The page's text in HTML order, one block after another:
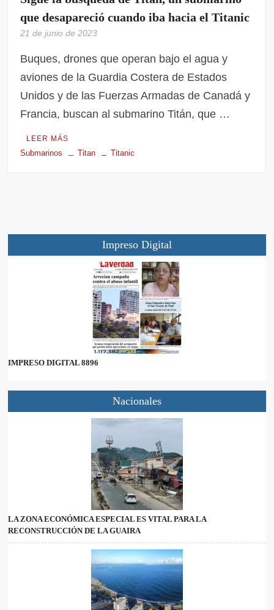
que desapareció cuando iba hacia el Titanic
21 de junio de 2023
Buques, drones que operan bajo el agua y
aviones de la Guardia Costera de Estados
Unidos y de las Fuerzas Armadas de Canadá y
Francia, buscan al submarino Titán, que …
LEER MÁS
Submarinos Titan Titanic
Impreso Digital
IMPRESO DIGITAL 8896
Nacionales
LA ZONA ECONÓMICA ESPECIAL ES VITAL PARA LA
RECONSTRUCCIÓN DE LA GUAIRA